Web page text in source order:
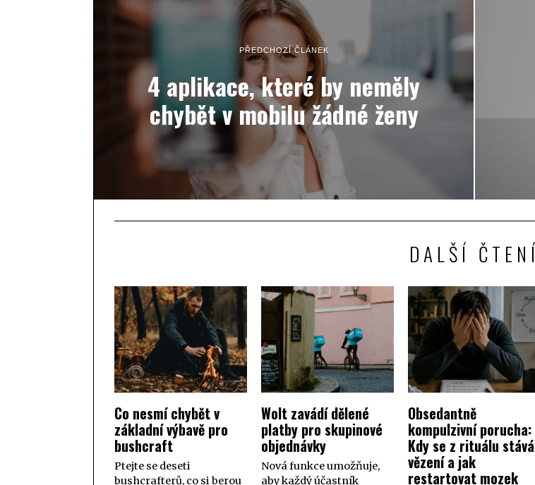
PŘEDCHOZÍ ČLÁNEK
4 aplikace, které by neměly
chybět v mobilu žádné ženy
DALŠÍ ČTENÍ
Co nesmí chybět v
základní výbavě pro
bushcraft
Ptejte se deseti
bushcrafterů, co si berou
Wolt zavádí dělené
platby pro skupinové
objednávky
Nová funkce umožňuje,
aby každý účastník
Obsedantně
kompulzivní porucha:
Kdy se z rituálu stává
vězení a jak
restartovat mozek